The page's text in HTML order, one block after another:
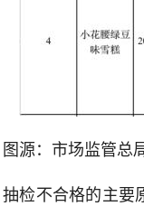
图源：市场监管总
抽检不合格的主要